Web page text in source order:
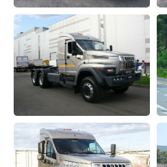
ОТПРАВИТЬ